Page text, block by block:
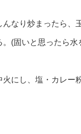
なり炒まったら、
。(固いと思ったら水
にし、塩・カレー